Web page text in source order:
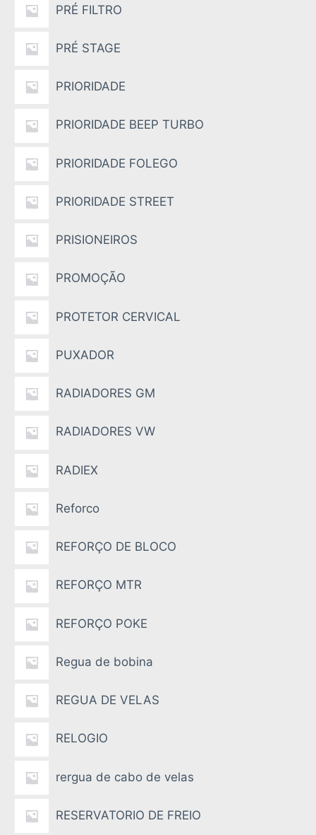
PRÉ FILTRO
PRÉ STAGE
PRIORIDADE
PRIORIDADE BEEP TURBO
PRIORIDADE FOLEGO
PRIORIDADE STREET
PRISIONEIROS
PROMOÇÃO
PROTETOR CERVICAL
PUXADOR
RADIADORES GM
RADIADORES VW
RADIEX
Reforco
REFORÇO DE BLOCO
REFORÇO MTR
REFORÇO POKE
Regua de bobina
REGUA DE VELAS
RELOGIO
rergua de cabo de velas
RESERVATORIO DE FREIO